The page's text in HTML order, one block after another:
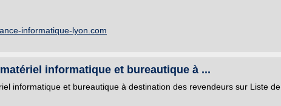
informatique-lyon.com
informatique et bureautique à ...
informatique et bureautique à destination des revendeurs sur Liste de